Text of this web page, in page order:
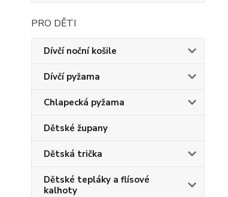
PRO DĚTI
Dívčí noční košile
Dívčí pyžama
Chlapecká pyžama
Dětské župany
Dětská trička
Dětské tepláky a flísové
kalhoty